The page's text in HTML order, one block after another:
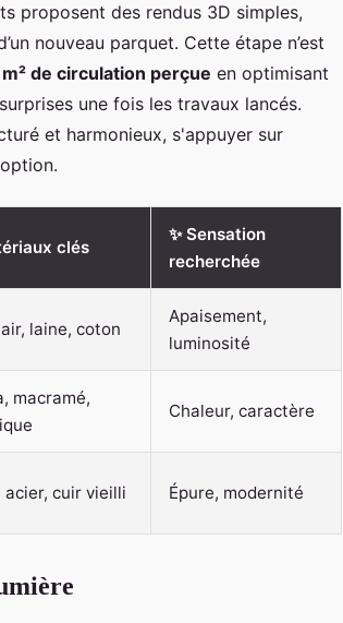
proposent des rendus 3D simples,
nouveau parquet. Cette étape n’est
m² de circulation perçue en optimisant
une fois les travaux lancés.
et harmonieux, s'appuyer sur
clés
✨ Sensation
recherchée
laine, coton
Apaisement,
luminosité
macramé,
Chaleur, caractère
acier, cuir vieilli Épure, modernité